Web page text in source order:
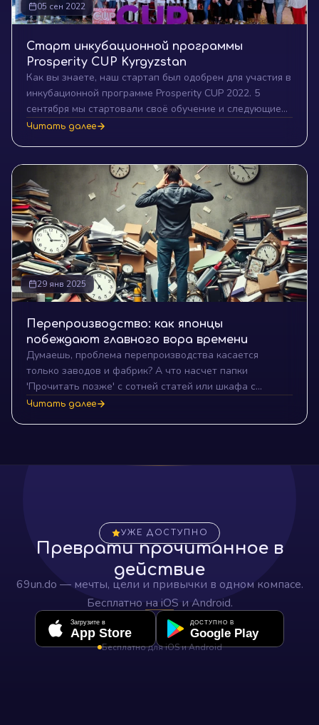
05 сен 2022
Старт инкубационной программы
Prosperity CUP Kyrgyzstan
Как вы знаете, наш стартап был одобрен для участия в
инкубационной программе Prosperity CUP 2022. 5
сентября мы стартовали своё обучение и следующие
10 дней будем бороться за инвестиции в $10 000 с
Читать далее
29 янв 2025
Перепроизводство: как японцы
побеждают главного вора времени
Думаешь, проблема перепроизводства касается
только заводов и фабрик? А что насчет папки
'Прочитать позже' с сотней статей или шкафа с
одеждой, которую ты никогда не наденешь?
Читать далее
УЖЕ ДОСТУПНО
Преврати прочитанное в
действие
69un.do — мечты, цели и привычки в одном компасе.
Бесплатно на iOS и Android.
Загрузите в
App Store
ДОСТУПНО В
Google Play
Бесплатно для iOS и Android